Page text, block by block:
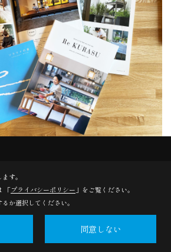
家づくりを叶えた10家族のお家を訪
いる建材や家具などディテールにも
れから新築やリノベーションをお考
になると思います。
す。
「プライバシーポリシー 」をご覧ください。
か選択してください。
同意しない